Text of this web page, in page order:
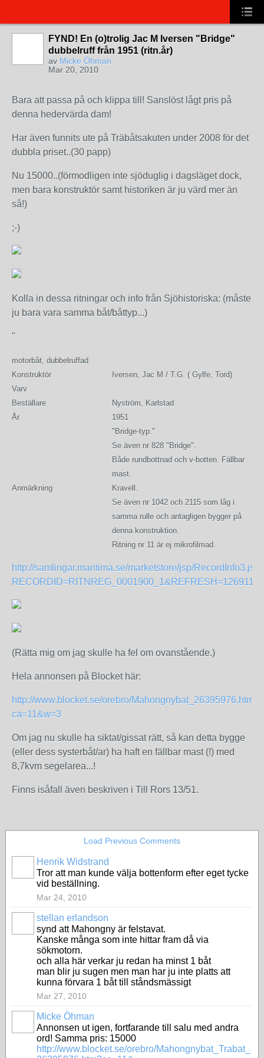
FYND! En (o)trolig Jac M Iversen "Bridge"
dubbelruff från 1951 (ritn.år)
av Micke Öhman
Mar 20, 2010
Bara att passa på och klippa till! Sanslöst lågt pris på
denna hedervärda dam!
Har även funnits ute på Träbåtsakuten under 2008 för det
dubbla priset..(30 papp)
Nu 15000..(förmodligen inte sjöduglig i dagsläget dock,
men bara konstruktör samt historiken är ju värd mer än
så!)
;-)
Kolla in dessa ritningar och info från Sjöhistoriska: (måste
ju bara vara samma båt/båttyp...)
"
motorbåt, dubbelruffad
Konstruktör
Iversen, Jac M / T.G. ( Gylfe, Tord)
Varv
Beställare
Nyström, Karlstad
År
1951
Anmärkning
"Bridge-typ."
Se även nr 828 "Bridge".
Både rundbottnad och v-botten. Fällbar
mast.
Kravell.
Se även nr 1042 och 2115 som låg i
samma rulle och antagligen bygger på
denna konstruktion.
Ritning nr 11 är ej mikrofilmad.
http://samlingar.maritima.se/marketstore/jsp/
(Rätta mig om jag skulle ha fel om ovanstående.)
Hela annonsen på Blocket här:
http://www.blocket.se/orebro/Mahongnybat_26395976.htm?
ca=11&w=3
Om jag nu skulle ha siktat/gissat rätt, så kan detta bygge
(eller dess systerbåt/ar) ha haft en fällbar mast (!) med
8,7kvm segelarea...!
Finns isåfall även beskriven i Till Rors 13/51.
Load Previous Comments
Henrik Widstrand
Tror att man kunde välja bottenform efter eget tycke
vid beställning.
Mar 24, 2010
stellan erlandson
synd att Mahongny är felstavat.
Kanske många som inte hittar fram då via
sökmotorn.
och alla här verkar ju redan ha minst 1 båt
man blir ju sugen men man har ju inte platts att
kunna förvara 1 båt till ståndsmässigt
Mar 27, 2010
Micke Öhman
Annonsen ut igen, fortfarande till salu med andra
ord! Samma pris: 15000
http://www.blocket.se/orebro/Mahongnybat_Trabat_